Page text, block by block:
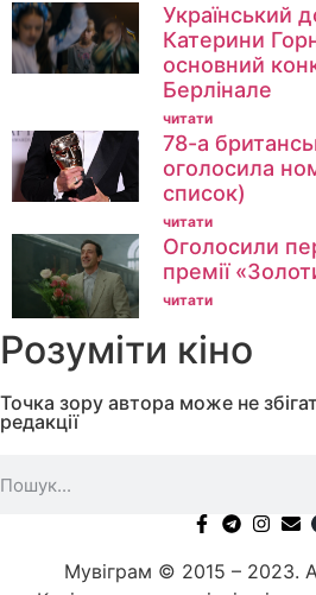
Український
Катерини
основний
Берлінале
читати
78-а
оголосила
список)
читати
Оголосили
премії
читати
Розуміти кіно
Точка зору автора може не
редакції
Мувіграм © 2015 – 2023.